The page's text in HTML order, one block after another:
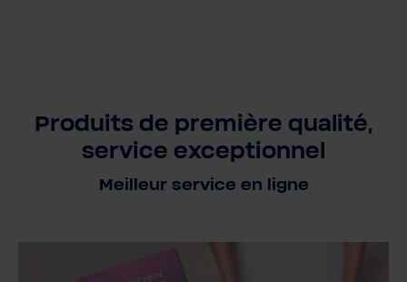
Produits de première qualité,
service exceptionnel
Meilleur service en ligne